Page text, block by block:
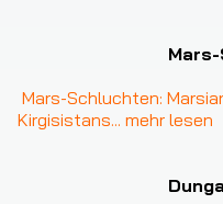
Mars-Schluchten:
Kirgisistans... mehr lesen